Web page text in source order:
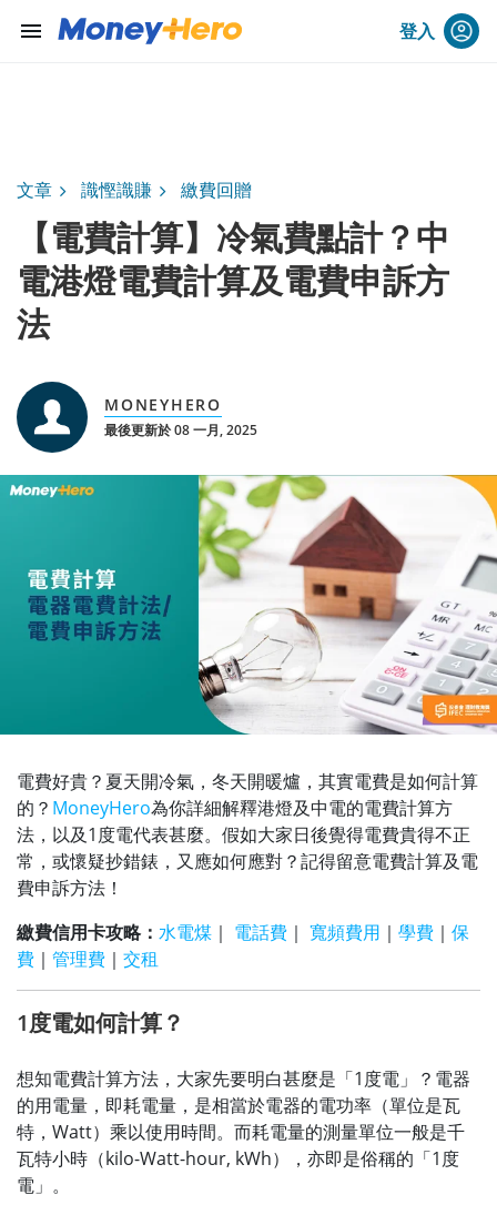
menu 登入
文章 識慳識賺 繳費回贈
【電費計算】冷氣費點計？中
電港燈電費計算及電費申訴方
法
MONEYHERO
最後更新於 08 一月, 2025
電費好貴？夏天開冷氣，冬天開暖爐，其實電費是如何計算
的？ MoneyHero為你詳細解釋港燈及中電的電費計算方
法，以及1度電代表甚麼。假如大家日後覺得電費貴得不正
常，或懷疑抄錯錶，又應如何應對？記得留意電費計算及電
費申訴方法！
繳費信用卡攻略： 水電煤 ｜ 電話費 ｜ 寬頻費用 ｜ 學費 ｜ 保
費 ｜ 管理費 ｜ 交租
1度電如何計算？
想知電費計算方法，大家先要明白甚麼是「1度電」？電器
的用電量，即耗電量，是相當於電器的電功率（單位是瓦
特，Watt）乘以使用時間。而耗電量的測量單位一般是千
瓦特小時（kilo-Watt-hour, kWh），亦即是俗稱的「1度
電」。